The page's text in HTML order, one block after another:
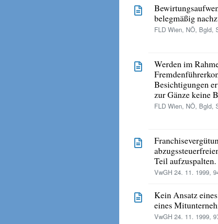
belegmäßig
FLD Wien, NÖ, Bgld,
Werden im
Besichtigungen
zur Gänze keine
FLD Wien, NÖ, Bgld,
Teil aufzuspalten.
VwGH 24. 11. 1999,
Kein Ansatz
eines
VwGH 24. 11. 1999,